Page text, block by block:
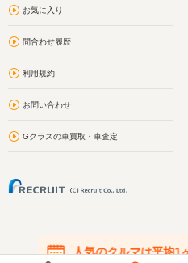
お気に入り
問合わせ履歴
利用規約
お問い合わせ
Gクラスの車買取・車査定
人気のクルマは平均1